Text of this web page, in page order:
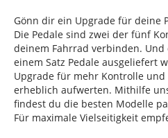
Gönn dir ein Upgrade für deine
Die Pedale sind zwei der fünf
deinem Fahrrad verbinden.
einem Satz Pedale ausgeliefert
Upgrade für mehr Kontrolle
erheblich aufwerten. Mithilfe
findest du die besten Modelle
Für maximale Vielseitigkeit